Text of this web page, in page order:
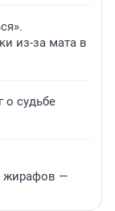
из-за мата в
о судьбе
жирафов —